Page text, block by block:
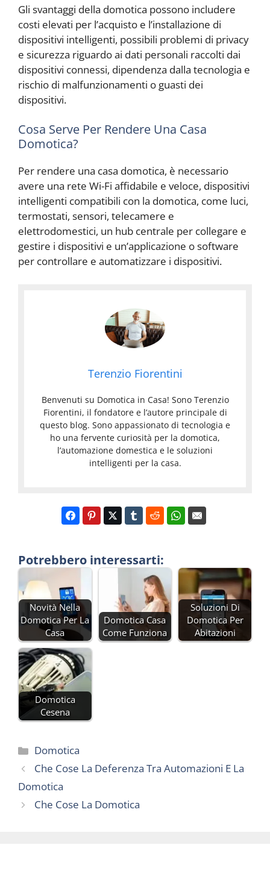
Gli svantaggi della domotica possono includere
costi elevati per l’acquisto e l’installazione di
dispositivi intelligenti, possibili problemi di privacy
e sicurezza riguardo ai dati personali raccolti dai
dispositivi connessi, dipendenza dalla tecnologia e
rischio di malfunzionamenti o guasti dei
dispositivi.
Cosa Serve Per Rendere Una Casa
Domotica?
Per rendere una casa domotica, è necessario
avere una rete Wi-Fi affidabile e veloce, dispositivi
intelligenti compatibili con la domotica, come luci,
termostati, sensori, telecamere e
elettrodomestici, un hub centrale per collegare e
gestire i dispositivi e un’applicazione o software
per controllare e automatizzare i dispositivi.
Terenzio Fiorentini
Benvenuti su Domotica in Casa! Sono Terenzio
Fiorentini, il fondatore e l’autore principale di
questo blog. Sono appassionato di tecnologia e
ho una fervente curiosità per la domotica,
l’automazione domestica e le soluzioni
intelligenti per la casa.
Potrebbero interessarti:
Novità Nella
Domotica Per La
Casa
Domotica Casa
Come Funziona
Soluzioni Di
Domotica Per
Abitazioni
Domotica
Cesena
Categorie
Domotica
Che Cose La Deferenza Tra Automazioni E La
Domotica
Che Cose La Domotica